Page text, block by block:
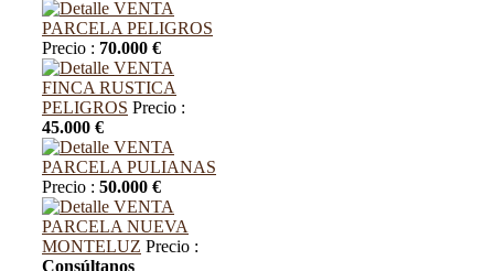
VENTA
PARCELA PELIGROS
Precio : 70.000 €
VENTA
FINCA RUSTICA
PELIGROS Precio :
45.000 €
VENTA
PARCELA PULIANAS
Precio : 50.000 €
VENTA
PARCELA NUEVA
MONTELUZ Precio :
Consúltanos